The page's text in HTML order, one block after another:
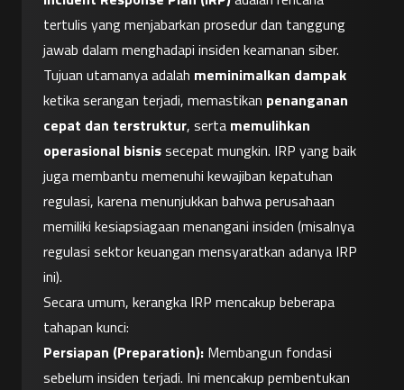
tertulis yang menjabarkan prosedur dan tanggung
jawab dalam menghadapi insiden keamanan siber.
Tujuan utamanya adalah meminimalkan dampak
ketika serangan terjadi, memastikan penanganan
cepat dan terstruktur, serta memulihkan
operasional bisnis secepat mungkin. IRP yang baik
juga membantu memenuhi kewajiban kepatuhan
regulasi, karena menunjukkan bahwa perusahaan
memiliki kesiapsiagaan menangani insiden (misalnya
regulasi sektor keuangan mensyaratkan adanya IRP
ini).
Secara umum, kerangka IRP mencakup beberapa
tahapan kunci:
Persiapan (Preparation): Membangun fondasi
sebelum insiden terjadi. Ini mencakup pembentukan